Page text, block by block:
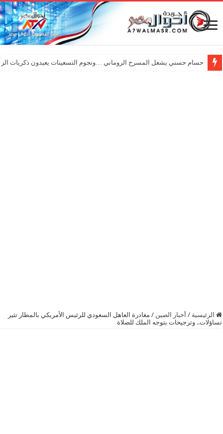
حسام حسني يشعل المسرح الروماني …ونجوم التسعينات يعيدون ذكريات
الرئيسية / أخبار الصين / مغادرة العاهل السعودي للرئيس الأمريكي بالمطار تثير
تساؤلات.. وترجيحات بتوجه الملك للصلاة